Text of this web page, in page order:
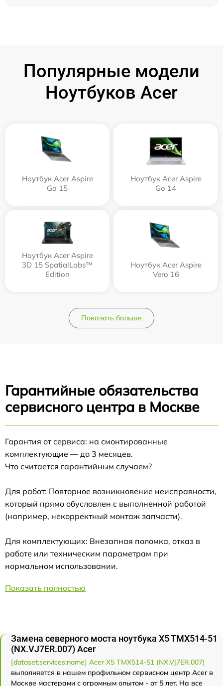
Популярные модели
Ноутбуков Acer
Ноутбук Acer Aspire
Go 15
Ноутбук Acer Aspire
Go 14
Ноутбук Acer Aspire
3D 15 SpatialLabs™
Edition
Ноутбук Acer Aspire
Vero 16
Показать больше
Гарантийные обязательства
сервисного центра в Москве
Гарантия от сервиса: на смонтированные
комплектующие — до 3 месяцев.
Что считается гарантийным случаем?
Для работ: Повторное возникновение неисправности,
который прямо обусловлен с выполненной работой
(например, некорректный монтаж запчасти).
Для комплектующих: Внезапная поломка, отказ в
работе или техническим параметрам при
нормальном использовании.
Показать полностью
Замена северного моста ноутбука X5 TMX514-51
(NX.VJ7ER.007) Acer
[dataset:services:name] Acer X5 TMX514-51 (NX.VJ7ER.007)
выполняется в нашем профильном сервисном центр Acer в
Москве мастерами с огромным опытом - от 5 лет. На все